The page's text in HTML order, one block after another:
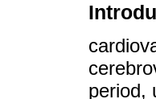
period,